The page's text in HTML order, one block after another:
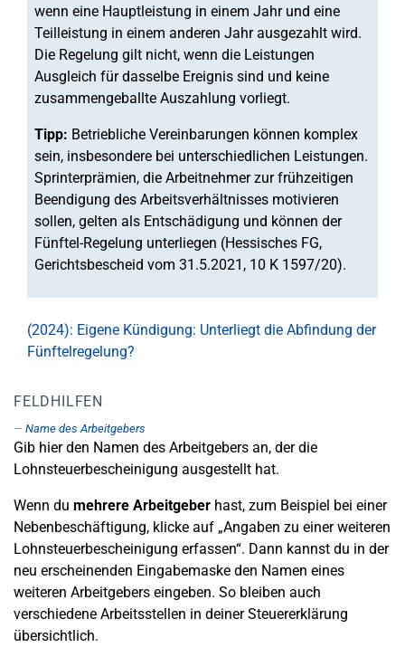
wenn eine Hauptleistung in einem Jahr und eine
Teilleistung in einem anderen Jahr ausgezahlt wird.
Die Regelung gilt nicht, wenn die Leistungen
Ausgleich für dasselbe Ereignis sind und keine
zusammengeballte Auszahlung vorliegt.
Tipp: Betriebliche Vereinbarungen können komplex
sein, insbesondere bei unterschiedlichen Leistungen.
Sprinterprämien, die Arbeitnehmer zur frühzeitigen
Beendigung des Arbeitsverhältnisses motivieren
sollen, gelten als Entschädigung und können der
Fünftel-Regelung unterliegen (Hessisches FG,
Gerichtsbescheid vom 31.5.2021, 10 K 1597/20).
(2024): Eigene Kündigung: Unterliegt die Abfindung der
Fünftelregelung?
FELDHILFEN
Name des Arbeitgebers
Gib hier den Namen des Arbeitgebers an, der die
Lohnsteuerbescheinigung ausgestellt hat.
Wenn du mehrere Arbeitgeber hast, zum Beispiel bei einer
Nebenbeschäftigung, klicke auf „Angaben zu einer weiteren
Lohnsteuerbescheinigung erfassen“. Dann kannst du in der
neu erscheinenden Eingabemaske den Namen eines
weiteren Arbeitgebers eingeben. So bleiben auch
verschiedene Arbeitsstellen in deiner Steuererklärung
übersichtlich.